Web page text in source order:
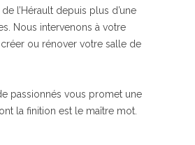
l’Hérault depuis plus d’une
Nous intervenons à votre
ou rénover votre salle de
passionnés vous promet une
la finition est le maître mot.